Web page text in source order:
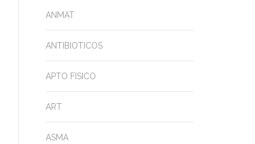
ANMAT
ANTIBIOTICOS
APTO FISICO
ART
ASMA